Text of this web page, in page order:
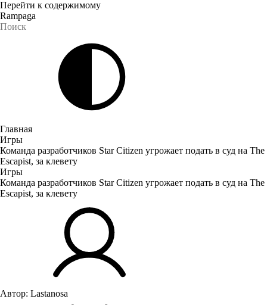
Перейти к содержимому
Rampaga
Главная
Игры
Команда разработчиков Star Citizen угрожает подать в суд на The
Escapist, за клевету
Игры
Команда разработчиков Star Citizen угрожает подать в суд на The
Escapist, за клевету
Автор: Lastanosa